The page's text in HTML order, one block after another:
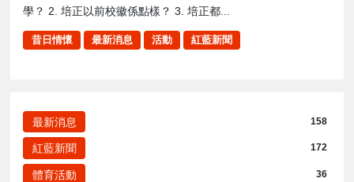
學？ 2. 培正以前校徽係點樣？ 3. 培正都...
昔日情懷 最新消息 活動 紅藍新聞
最新消息 158
紅藍新聞 172
體育活動 36